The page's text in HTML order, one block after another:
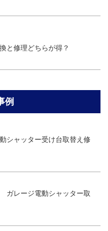
と修理どちらが得？
例
シャッター受け台取替え修
ガレージ電動シャッター取